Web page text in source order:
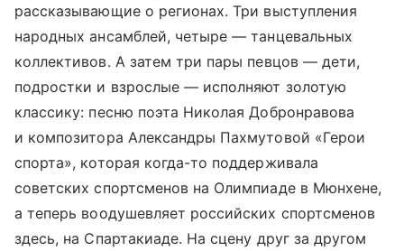
рассказывающие о регионах. Три выступления
народных ансамблей, четыре — танцевальных
коллективов. А затем три пары певцов — дети,
подростки и взрослые — исполняют золотую
классику: песню поэта Николая Добронравова
и композитора Александры Пахмутовой «Герои
спорта», которая когда-то поддерживала
советских спортсменов на Олимпиаде в Мюнхене,
а теперь воодушевляет российских спортсменов
здесь, на Спартакиаде. На сцену друг за другом